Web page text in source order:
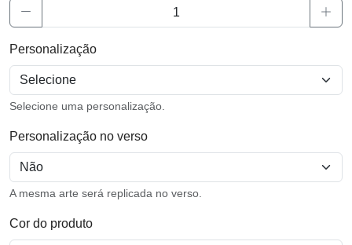
Personalização
Selecione uma personalização.
Personalização no verso
A mesma arte será replicada no verso.
Cor do produto